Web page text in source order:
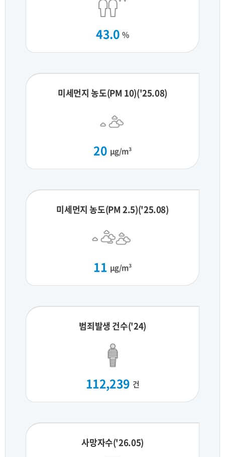
43.0 %
미세먼지 농도(PM 10)('25.08)
20 μg/m³
미세먼지 농도(PM 2.5)('25.08)
11 μg/m³
범죄발생 건수('24)
112,239 건
사망자수('26.05)